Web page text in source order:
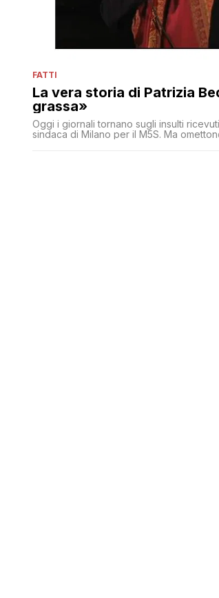
FATTI
La vera storia di Patrizia
grassa»
Oggi i giornali tornano sugli insulti
sindaca di Milano per il M5S. Ma